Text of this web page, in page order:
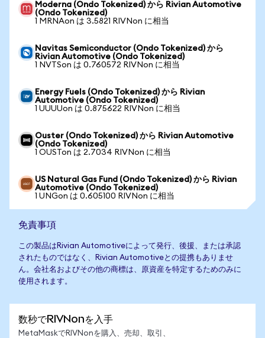
Moderna (Ondo Tokenized) から Rivian Automotive
(Ondo Tokenized)
1 MRNAon は 3.5821 RIVNon に相当
Navitas Semiconductor (Ondo Tokenized) から
Rivian Automotive (Ondo Tokenized)
1 NVTSon は 0.760572 RIVNon に相当
Energy Fuels (Ondo Tokenized) から Rivian
Automotive (Ondo Tokenized)
1 UUUUon は 0.875622 RIVNon に相当
Ouster (Ondo Tokenized) から Rivian Automotive
(Ondo Tokenized)
1 OUSTon は 2.7034 RIVNon に相当
US Natural Gas Fund (Ondo Tokenized) から Rivian
Automotive (Ondo Tokenized)
1 UNGon は 0.605100 RIVNon に相当
免責事項
この製品はRivian Automotiveによって発行、後援、または承認
されたものではなく、Rivian Automotiveとの提携もありませ
ん。会社名およびその他の商標は、原資産を特定するためのみに
使用されます。
数秒でRIVNonを入手
MetaMaskでRIVNonを購入、売却、取引、